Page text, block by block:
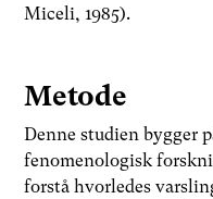
Miceli, 1985).
Metode
Denne studien bygger
fenomenologisk
forstå hvorledes